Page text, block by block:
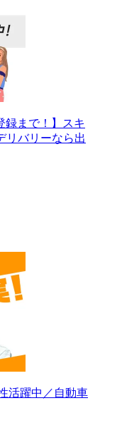
録まで！】スキ
リバリーなら出
活躍中／自動車